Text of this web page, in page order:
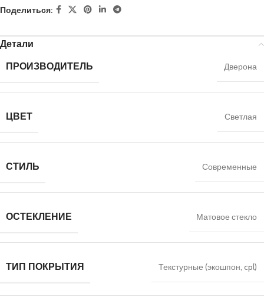
Поделиться:
Детали
ПРОИЗВОДИТЕЛЬ
Дверона
ЦВЕТ Светлая
СТИЛЬ Современные
ОСТЕКЛЕНИЕ Матовое стекло
ТИП ПОКРЫТИЯ Текстурные (экошпон, cpl)